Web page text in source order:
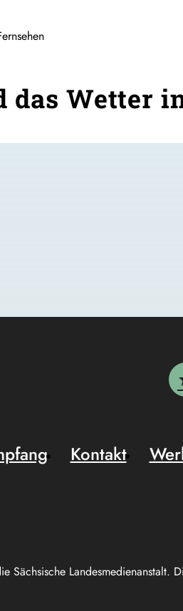
das Wetter
Sächsische Landesmedienanstalt.
Kontakt